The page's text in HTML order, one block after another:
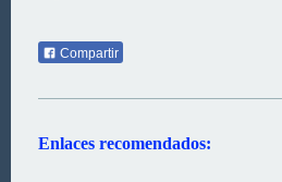
Compartir
Enlaces recomendados: